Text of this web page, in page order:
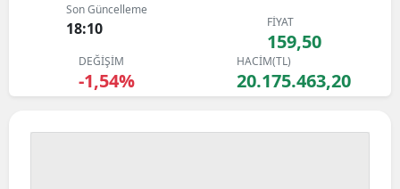
Son Güncelleme
18:10 FİYAT
159,50
DEĞİŞİM
-1,54%
HACİM(TL)
20.175.463,20